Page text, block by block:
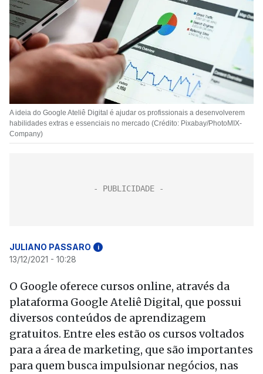
A ideia do Google Ateliê Digital é ajudar os profissionais a desenvolverem
habilidades extras e essenciais no mercado (Crédito: Pixabay/PhotoMIX-
Company)
JULIANO PASSARO i
13/12/2021 - 10:28
O Google oferece cursos online, através da
plataforma Google Ateliê Digital, que possui
diversos conteúdos de aprendizagem
gratuitos. Entre eles estão os cursos voltados
para a área de marketing, que são importantes
para quem busca impulsionar negócios, nas